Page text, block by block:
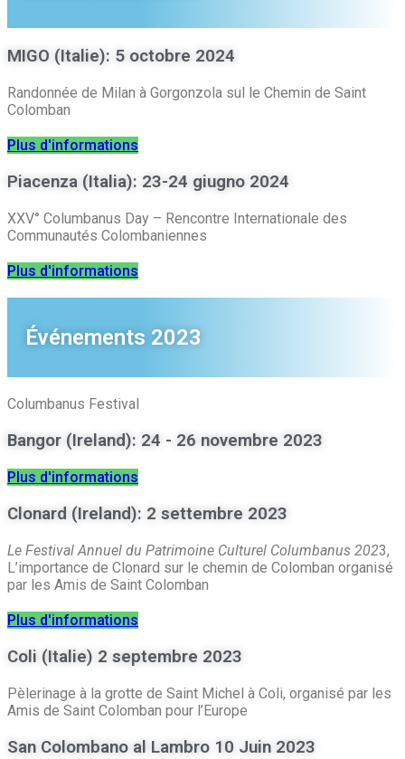
MIGO (Italie): 5 octobre 2024
Randonnée de Milan à Gorgonzola sul le Chemin de Saint
Colomban
Plus d'informations
Piacenza (Italia): 23-24 giugno 2024
XXV° Columbanus Day – Rencontre Internationale des
Communautés Colombaniennes
Plus d'informations
Événements 2023
Columbanus Festival
Bangor (Ireland): 24 - 26 novembre 2023
Plus d'informations
Clonard (Ireland): 2 settembre 2023
Le Festival Annuel du Patrimoine Culturel Columbanus 2023,
L’importance de Clonard sur le chemin de Colomban organisé
par les Amis de Saint Colomban
Plus d'informations
Coli (Italie) 2 septembre 2023
Pèlerinage à la grotte de Saint Michel à Coli, organisé par les
Amis de Saint Colomban pour l’Europe
San Colombano al Lambro 10 Juin 2023